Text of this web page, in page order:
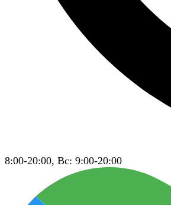
8:00-20:00, Вс: 9:00-20:00